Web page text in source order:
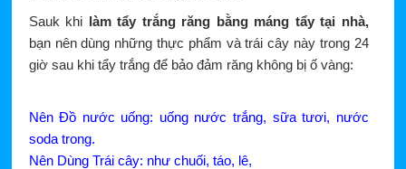
Sauk khi làm tẩy trắng răng bằng máng tẩy tại nhà,
bạn nên dùng những thực phẩm và trái cây này trong 24
giờ sau khi tẩy trắng để bảo đảm răng không bị ố vàng:
Nên Đồ nước uống: uống nước trắng, sữa tươi, nước
soda trong.
Nên Dùng Trái cây: như chuối, táo, lê,